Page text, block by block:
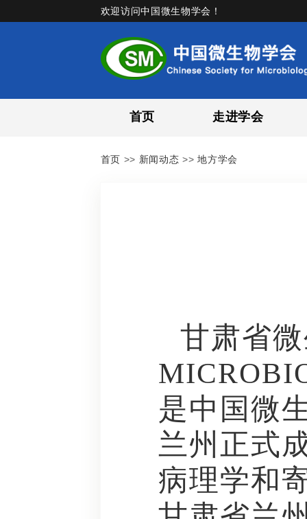
欢迎访问中国微生物学会！
首页 走进学会
首页 >> 新闻动态 >>地方学会
甘肃省
是中国微
兰州正式
病理学和